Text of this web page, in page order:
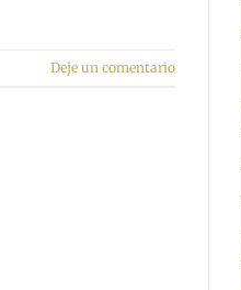
Deje un comentario